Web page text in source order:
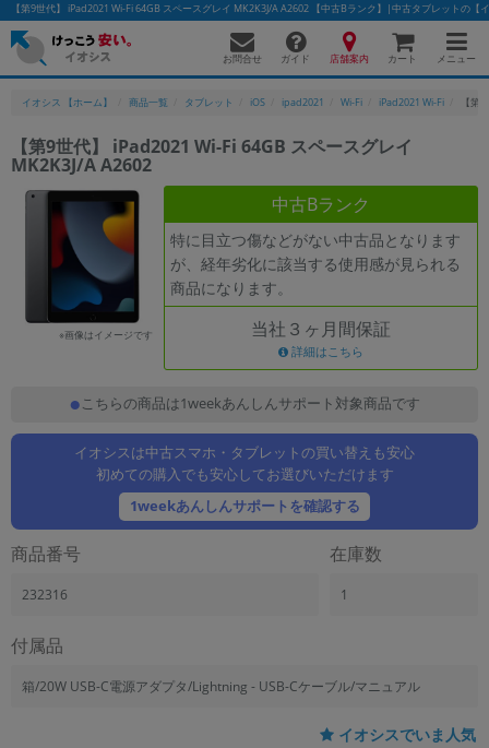
【第9世代】 iPad2021 Wi-Fi 64GB スペースグレイ MK2K3J/A A2602 【中古Bランク】|中古タブレットの【
お問合せ ガイド 店舗案内 カート メニュー
イオシス 【ホーム】 商品一覧 タブレット iOS ipad2021 Wi-Fi iPad2021 Wi-Fi 【第
【第9世代】 iPad2021 Wi-Fi 64GB スペースグレイ
MK2K3J/A A2602
※画像はイメージです
中古Bランク
特に目立つ傷などがない中古品となります
が、経年劣化に該当する使用感が見られる
商品になります。
当社３ヶ月間保証
詳細はこちら
こちらの商品は1weekあんしんサポート対象商品です
イオシスは中古スマホ・タブレットの買い替えも安心
初めての購入でも安心してお選びいただけます
1weekあんしんサポートを確認する
商品番号
232316
在庫数
1
付属品
箱/20W USB-C電源アダプタ/Lightning - USB-Cケーブル/マニュアル
イオシスでいま人気
かんたんパソコン検索に切り替える
フリーワード
除外ワード
人気の検索ワード： Let's note
商品ジャンルの絞り込み
「スマートフォン」「タブレット」など
シリーズ
商品シリーズ名・ブランド名の絞り込み。
「iPhone」「Xperia」「Galaxy」など
メーカー
製造、販売メーカーの絞り込み
商品の搭載機能による絞り込み
「5G対応」「防水」「ワンセグ」など
ドライブ